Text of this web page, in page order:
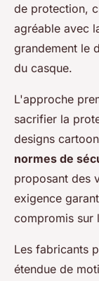
de protection,
agréable avec
grandement le
du casque.
L'approche
sacrifier la
designs
normes de
proposant des
exigence
compromis sur
Les fabricants
étendue de